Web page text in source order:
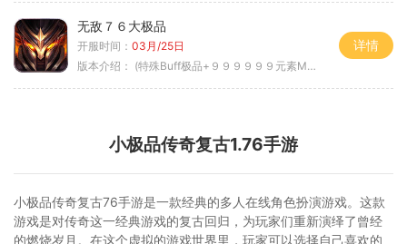
无敌７６大极品
开服时间： 03月/25日
版本介绍： (特殊Buff极品+９９９９９９元素Max）
详情
小极品传奇复古1.76手游
小极品传奇复古76手游是一款经典的多人在线角色扮演游戏。这款
游戏是对传奇这一经典游戏的复古回归，为玩家们重新演绎了曾经
的燃烧岁月。在这个虚拟的游戏世界里，玩家可以选择自己喜欢的